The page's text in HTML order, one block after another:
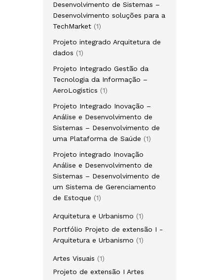
Desenvolvimento de Sistemas –
Desenvolvimento soluções para a
TechMarket
11
Projeto integrado Arquitetura de
dados
11
Projeto Integrado Gestão da
Tecnologia da Informação –
AeroLogistics
11
Projeto Integrado Inovação –
Análise e Desenvolvimento de
Sistemas – Desenvolvimento de
uma Plataforma de Saúde
11
Projeto integrado Inovação
Análise e Desenvolvimento de
Sistemas – Desenvolvimento de
um Sistema de Gerenciamento
de Estoque
11
Arquitetura e Urbanismo
11
produto
Portfólio Projeto de extensão I -
Arquitetura e Urbanismo
11
Artes Visuais
11
produto
Projeto de extensão I Artes